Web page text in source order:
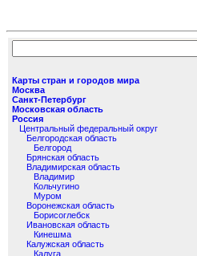
Карты стран и городов мира
Москва
Санкт-Петербург
Московская область
Россия
Центральный федеральный округ
Белгородская область
Белгород
Брянская область
Владимирская область
Владимир
Кольчугино
Муром
Воронежская область
Борисоглебск
Ивановская область
Кинешма
Калужская область
Калуга